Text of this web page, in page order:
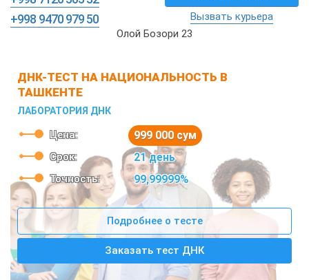
+998 9470 979 50
Вызвать курьера
Олой Бозори 23
ДНК-ТЕСТ НА НАЦИОНАЛЬНОСТЬ В
ТАШКЕНТЕ
ЛАБОРАТОРИЯ ДНК
Цена: 999 000 сум
Срок: 21 день
Точность: 99,99999%
Подробнее о тесте
Заказать тест ДНК